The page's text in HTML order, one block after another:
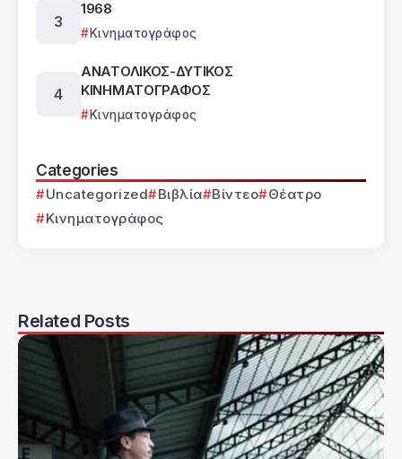
1968
Κινηματογράφος
ΑΝΑΤΟΛΙΚΟΣ-ΔΥΤΙΚΟΣ
ΚΙΝΗΜΑΤΟΓΡΑΦΟΣ
Κινηματογράφος
Categories
Uncategorized Βιβλία Βίντεο
Θέατρο
Κινηματογράφος
Related Posts